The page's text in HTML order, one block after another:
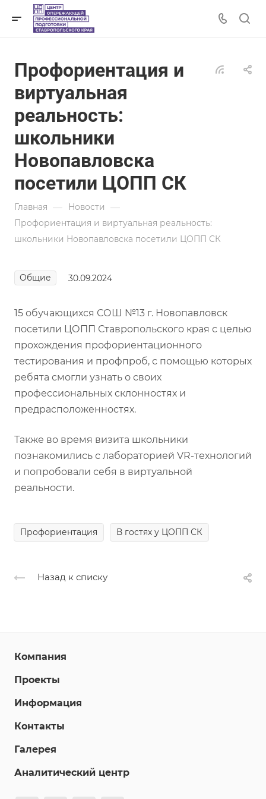
Профориентация и
виртуальная
реальность:
школьники
Новопавловска
посетили ЦОПП СК
Главная — Новости —
Профориентация и виртуальная реальность:
школьники Новопавловска посетили ЦОПП СК
Общие 30.09.2024
15 обучающихся СОШ №13 г. Новопавловск
посетили ЦОПП Ставропольского края с целью
прохождения профориентационного
тестирования и профпроб, с помощью которых
ребята смогли узнать о своих
профессиональных склонностях и
предрасположенностях.
Также во время визита школьники
познакомились с лабораторией VR-технологий
и попробовали себя в виртуальной
реальности.
Профориентация В гостях у ЦОПП СК
Назад к списку
Компания
Проекты
Информация
Контакты
Галерея
Аналитический центр